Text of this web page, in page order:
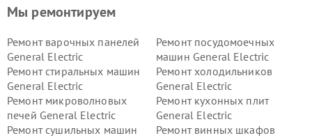
Мы ремонтируем
Ремонт варочных панелей
General Electric
Ремонт посудомоечных
машин General Electric
Ремонт стиральных машин
General Electric
Ремонт холодильников
General Electric
Ремонт микроволновых
печей General Electric
Ремонт кухонных плит
General Electric
Ремонт сушильных машин
Ремонт винных шкафов